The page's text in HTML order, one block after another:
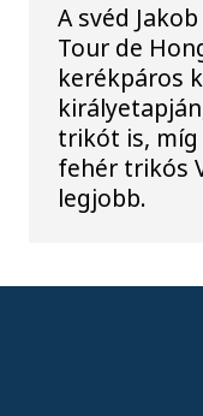
A svéd
Tour de
kerékpáros
trikót is, míg
fehér trikós
legjobb.